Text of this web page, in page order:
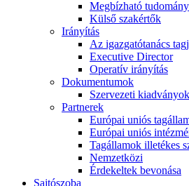
Megbízható tudomány
Külső szakértők
Irányítás
Az igazgatótanács
Executive Director
Operatív irányítás
Dokumentumok
Szervezeti kiadványok
Partnerek
Európai uniós
Európai uniós
Tagállamok illetékes
Nemzetközi
Érdekeltek bevonása
Sajtószoba